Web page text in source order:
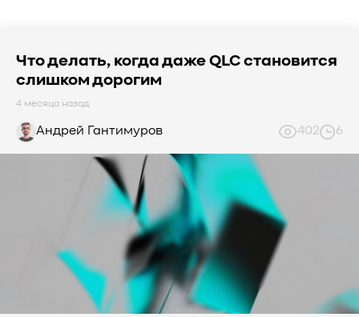
Что делать, когда даже QLC становится
слишком дорогим
4 месяца назад
Андрей Гантимуров 402 6